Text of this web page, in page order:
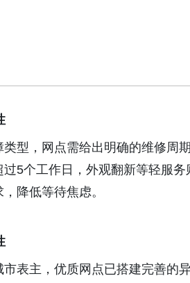
，网点需给出明确的维修周
过5个工作日，外观翻新等轻服
降低等待焦虑。
主，优质网点已搭建完善的